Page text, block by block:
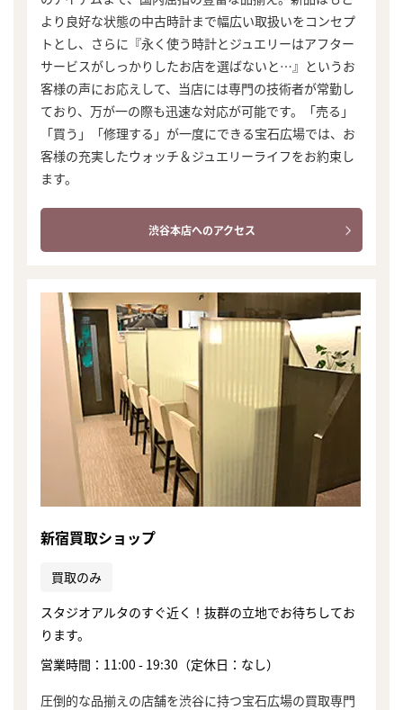
より良好な状態の中古時計まで幅広い取扱いをコンセプ
トとし、さらに『永く使う時計とジュエリーはアフター
サービスがしっかりしたお店を選ばないと…』というお
客様の声にお応えして、当店には専門の技術者が常勤し
ており、万が一の際も迅速な対応が可能です。「売る」
「買う」「修理する」が一度にできる宝石広場では、お
客様の充実したウォッチ＆ジュエリーライフをお約束し
ます。
渋谷本店へのアクセス
新宿買取ショップ
買取のみ
スタジオアルタのすぐ近く！抜群の立地でお待ちしてお
ります。
営業時間：11:00 - 19:30（定休日：なし）
圧倒的な品揃えの店舗を渋谷に持つ宝石広場の買取専門